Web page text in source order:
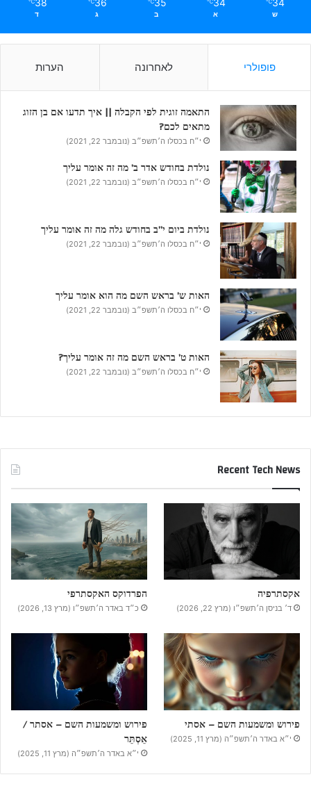
ש א ב ג ד
פופולרי לאחרונה הערות
התאמה זוגית לפי הקבלה || איך תדעו אם בן הזוג
מתאים לכם?
י״ח בכסלו ה׳תשפ״ב (נובמבר 22, 2021)
נולדת בחודש אדר ב’ מה זה אומר עליך
י״ח בכסלו ה׳תשפ״ב (נובמבר 22, 2021)
נולדת ביום י”ב בחודש גלה מה זה אומר עליך
י״ח בכסלו ה׳תשפ״ב (נובמבר 22, 2021)
האות ש’ בראש השם מה הוא אומר עליך
י״ח בכסלו ה׳תשפ״ב (נובמבר 22, 2021)
האות ט’ בראש השם מה זה אומר עליך?
י״ח בכסלו ה׳תשפ״ב (נובמבר 22, 2021)
Recent Tech News
אקסתרפיה
ד׳ בניסן ה׳תשפ״ו (מרץ 22, 2026)
הפרדוקס האקסתרפי
כ״ד באדר ה׳תשפ״ו (מרץ 13, 2026)
פירוש ומשמעות השם – אסתי
י״א באדר ה׳תשפ״ה (מרץ 11, 2025)
פירוש ומשמעות השם – אסתר /
אֵסְתֵּר
י״א באדר ה׳תשפ״ה (מרץ 11, 2025)